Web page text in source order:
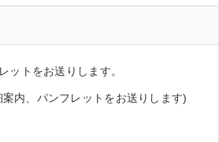
ットをお送りします。
内、パンフレットをお送りします)